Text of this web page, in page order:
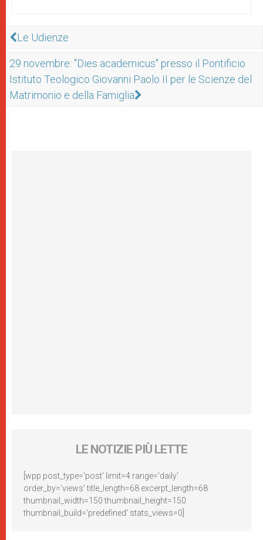
Le Udienze
29 novembre: "Dies academicus" presso il Pontificio
Istituto Teologico Giovanni Paolo II per le Scienze del
Matrimonio e della Famiglia
LE NOTIZIE PIÙ LETTE
[wpp post_type='post' limit=4 range='daily'
order_by='views' title_length=68 excerpt_length=68
thumbnail_width=150 thumbnail_height=150
thumbnail_build='predefined' stats_views=0]